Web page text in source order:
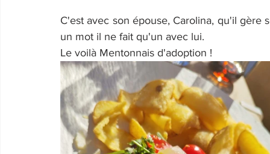
C'est avec son épouse, Carolina, qu'il gère
un mot il ne fait qu'un avec lui.
Le voilà Mentonnais d'adoption !